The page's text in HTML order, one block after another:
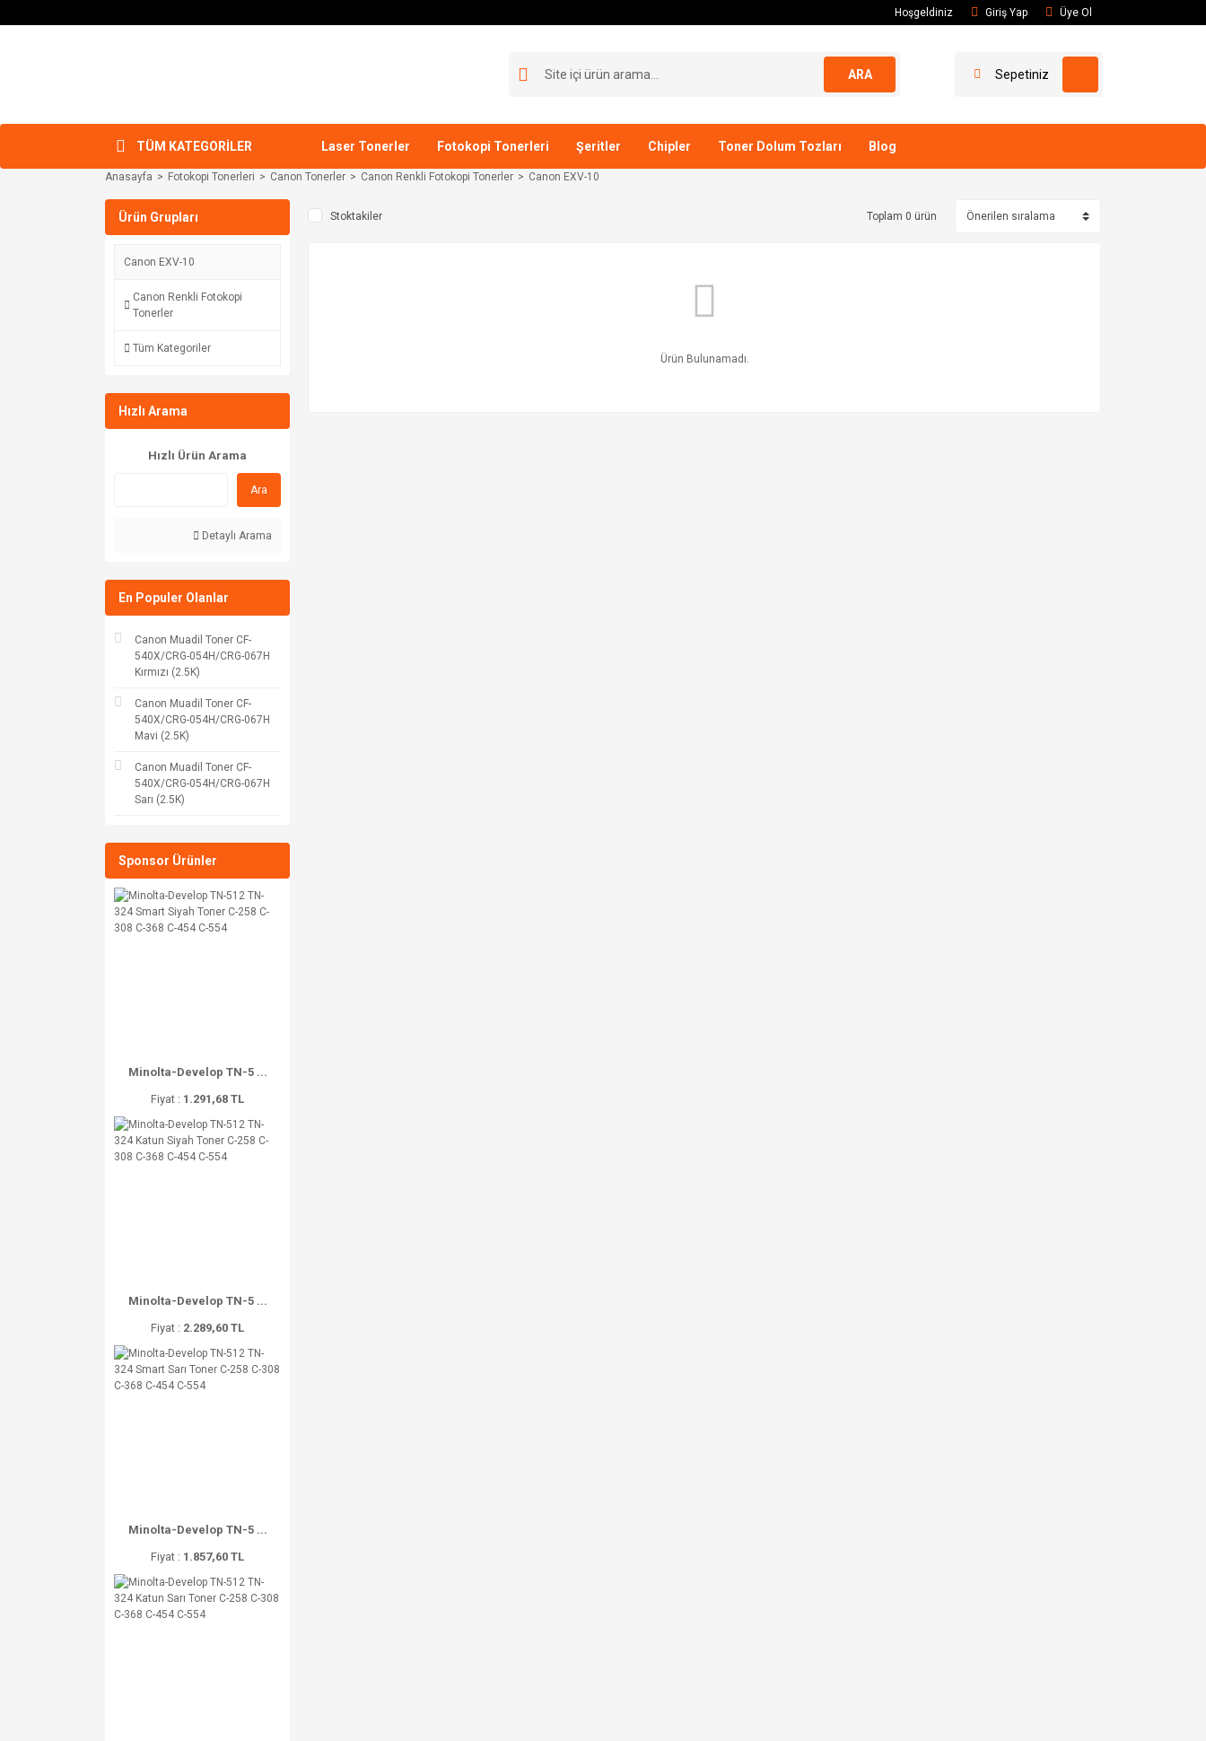
Hoşgeldiniz Giriş Yap Üye Ol
ARA Sepetiniz
TÜM KATEGORİLER Laser Tonerler Fotokopi Tonerleri Şeritler Chipler Toner Dolum Tozları Blog
Anasayfa Fotokopi Tonerleri Canon Tonerler Canon Renkli Fotokopi Tonerler Canon EXV-10
Ürün Grupları
Canon EXV-10
Canon Renkli Fotokopi
Tonerler
Tüm Kategoriler
Hızlı Arama
Hızlı Ürün Arama
Ara
Detaylı Arama
En Populer Olanlar
Canon Muadil Toner CF-
540X/CRG-054H/CRG-067H
Kırmızı (2.5K)
Canon Muadil Toner CF-
540X/CRG-054H/CRG-067H
Mavi (2.5K)
Canon Muadil Toner CF-
540X/CRG-054H/CRG-067H
Sarı (2.5K)
Sponsor Ürünler
Minolta-Develop TN-5 ...
Fiyat : 1.291,68 TL
Minolta-Develop TN-5 ...
Fiyat : 2.289,60 TL
Minolta-Develop TN-5 ...
Fiyat : 1.857,60 TL
Stoktakiler Toplam 0 ürün
Ürün Bulunamadı.